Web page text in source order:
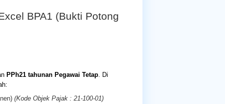
BPA1 (Bukti Potong
PPh21 tahunan Pegawai Tetap. Di
(Kode Objek Pajak : 21-100-01)